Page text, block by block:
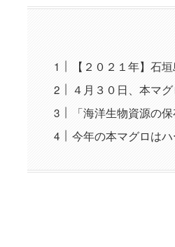
【２０２１年】石
４月３０日、本マ
「海洋生物資源の
今年の本マグロは